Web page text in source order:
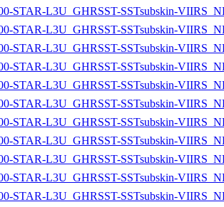
STAR-L3U_GHRSST-SSTsubskin-
STAR-L3U_GHRSST-SSTsubskin-
STAR-L3U_GHRSST-SSTsubskin-
STAR-L3U_GHRSST-SSTsubskin-
STAR-L3U_GHRSST-SSTsubskin-
STAR-L3U_GHRSST-SSTsubskin-
STAR-L3U_GHRSST-SSTsubskin-
STAR-L3U_GHRSST-SSTsubskin-
STAR-L3U_GHRSST-SSTsubskin-
STAR-L3U_GHRSST-SSTsubskin-
STAR-L3U_GHRSST-SSTsubskin-